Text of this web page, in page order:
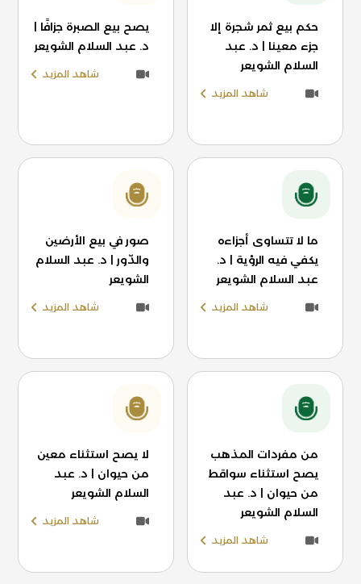
حكم بيع ثمر شجرة إلا
جزء معينا | د. عبد
السلام الشويعر
شاهد المزيد
يصح بيع الصبرة جزافًا |
د. عبد السلام الشويعر
شاهد المزيد
ما لا تتساوى أجزاءه
يكفي فيه الرؤية | د.
عبد السلام الشويعر
شاهد المزيد
صور في بيع الأرضين
والدّور | د. عبد السلام
الشويعر
شاهد المزيد
من مفردات المذهب
يصح استثناء سواقط
من حيوان | د. عبد
السلام الشويعر
شاهد المزيد
لا يصح استثناء معين
من حيوان | د. عبد
السلام الشويعر
شاهد المزيد